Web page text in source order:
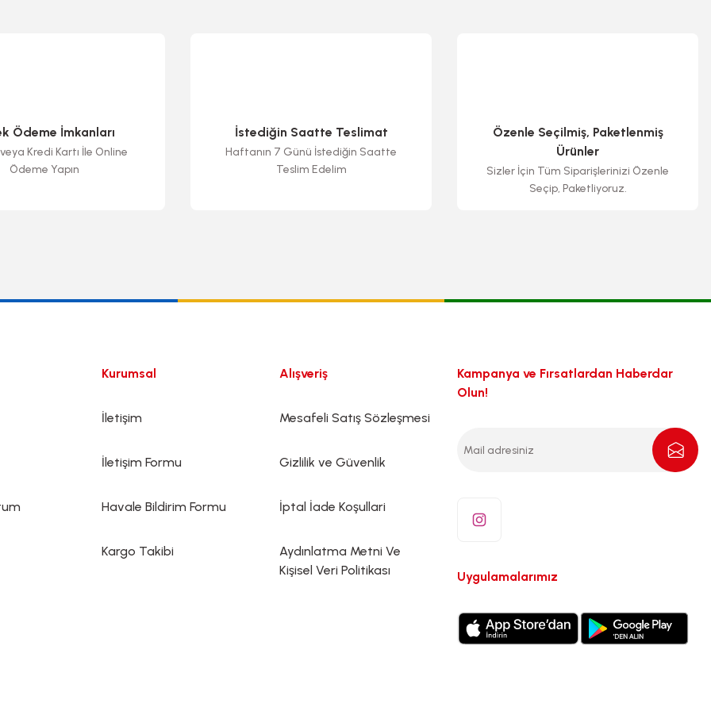
Ödeme İmkanları
Kredi Kartı İle Online
Ödeme Yapın
İstediğin Saatte Teslimat
Haftanın 7 Günü İstediğin Saatte
Teslim Edelim
Özenle Seçilmiş, Paketlenmiş
Ürünler
Sizler İçin Tüm Siparişlerinizi Özenle
Seçip, Paketliyoruz.
Kurumsal
İletişim
İletişim Formu
Havale Bildirim Formu
Kargo Takibi
Alışveriş
Mesafeli Satış Sözleşmesi
Gizlilik ve Güvenlik
İptal İade Koşullari
Aydınlatma Metni Ve
Kişisel Veri Politikası
Kampanya ve Fırsatlardan Haberdar
Olun!
Uygulamalarımız